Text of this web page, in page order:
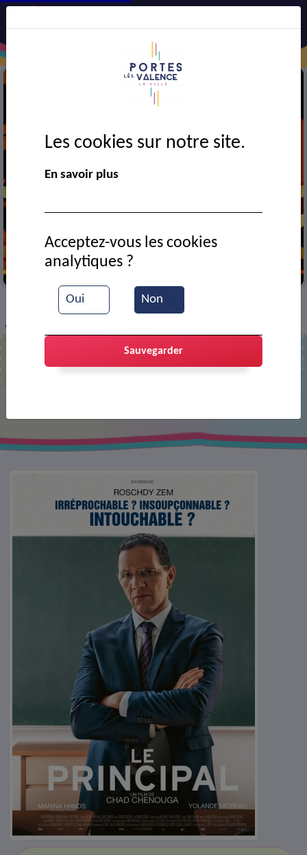
VIE MUNICIPALE > Ressources documentaires
Affiche : Le principal
Les cookies sur notre site.
En savoir plus
Oui Non
Acceptez-vous les cookies
analytiques ?
Sauvegarder